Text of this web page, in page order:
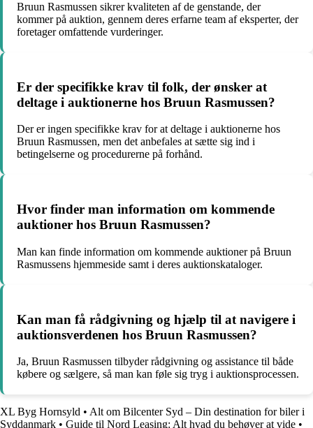
Bruun Rasmussen sikrer kvaliteten af de genstande, der
kommer på auktion, gennem deres erfarne team af eksperter, der
foretager omfattende vurderinger.
Er der specifikke krav til folk, der ønsker at
deltage i auktionerne hos Bruun Rasmussen?
Der er ingen specifikke krav for at deltage i auktionerne hos
Bruun Rasmussen, men det anbefales at sætte sig ind i
betingelserne og procedurerne på forhånd.
Hvor finder man information om kommende
auktioner hos Bruun Rasmussen?
Man kan finde information om kommende auktioner på Bruun
Rasmussens hjemmeside samt i deres auktionskataloger.
Kan man få rådgivning og hjælp til at navigere i
auktionsverdenen hos Bruun Rasmussen?
Ja, Bruun Rasmussen tilbyder rådgivning og assistance til både
købere og sælgere, så man kan føle sig tryg i auktionsprocessen.
XL Byg Hornsyld • Alt om Bilcenter Syd – Din destination for biler i
Syddanmark • Guide til Nord Leasing: Alt hvad du behøver at vide •